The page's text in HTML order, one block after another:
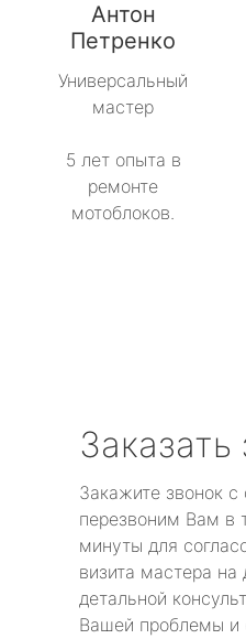
Антон
Петренко
Универсальный
мастер
5 лет опыта в
ремонте
мотоблоков.
Заказать
Закажите звонок
перезвоним Вам в
минуты для
визита мастера
детальной
Вашей проблемы и